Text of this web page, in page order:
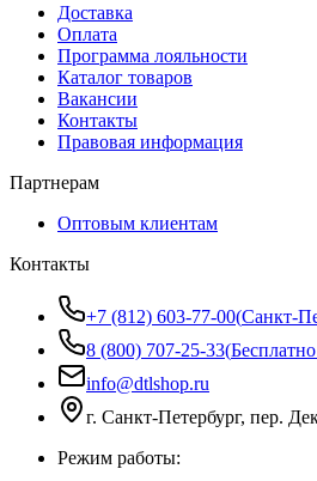
Доставка
Оплата
Программа лояльности
Каталог товаров
Вакансии
Контакты
Правовая информация
Партнерам
Оптовым клиентам
Контакты
+7 (812) 603-77-00(Санкт-
8 (800) 707-25-33(
info@dtlshop.ru
г. Санкт-Петербург, пер.
Режим работы: